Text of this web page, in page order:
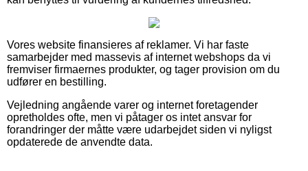
Vores website finansieres af reklamer. Vi har faste
samarbejder med massevis af internet webshops da vi
fremviser firmaernes produkter, og tager provision om du
udfører en bestilling.
Vejledning angående varer og internet foretagender
opretholdes ofte, men vi påtager os intet ansvar for
forandringer der måtte være udarbejdet siden vi nyligst
opdaterede de anvendte data.